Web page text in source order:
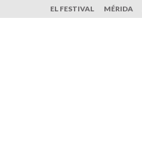
EL FESTIVAL
MÉRIDA